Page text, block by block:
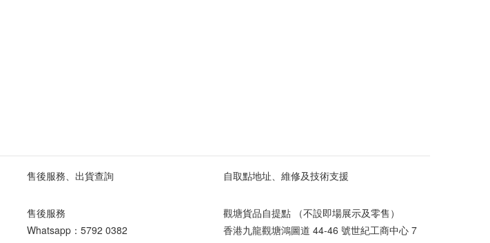
售後服務、出貨查詢
售後服務
Whatsapp： 5792 0382
自取點地址、維修及技術支援
觀塘貨品自提點 （不設即場展示及零售）
香港九龍觀塘鴻圖道 44-46 號世紀工商中心 7